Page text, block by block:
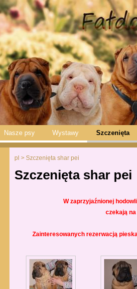
Nasze psy Wystawy Szczenięta
pl > Szczenięta shar pei
Szczenięta shar pei
W zaprzyjaźnionej
czekają
Zainteresowanych rezerwacją